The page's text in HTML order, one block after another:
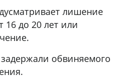
лишение
16 до 20 лет или
обвиняемого